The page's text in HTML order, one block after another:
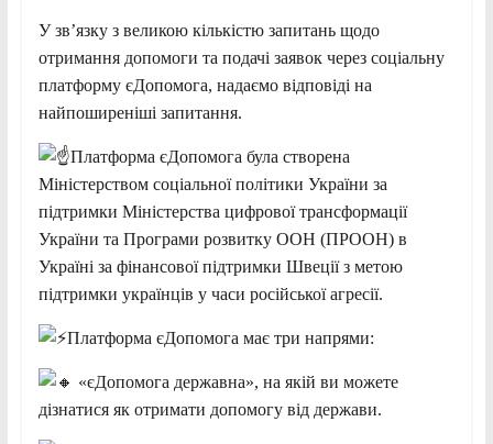
У зв’язку з великою кількістю запитань щодо
отримання допомоги та подачі заявок через соціальну
платформу єДопомога, надаємо відповіді на
найпоширеніші запитання.
Платформа єДопомога була створена
Міністерством соціальної політики України за
підтримки Міністерства цифрової трансформації
України та Програми розвитку ООН (ПРООН) в
Україні за фінансової підтримки Швеції з метою
підтримки українців у часи російської агресії.
Платформа єДопомога має три напрями:
«єДопомога державна», на якій ви можете
дізнатися як отримати допомогу від держави.